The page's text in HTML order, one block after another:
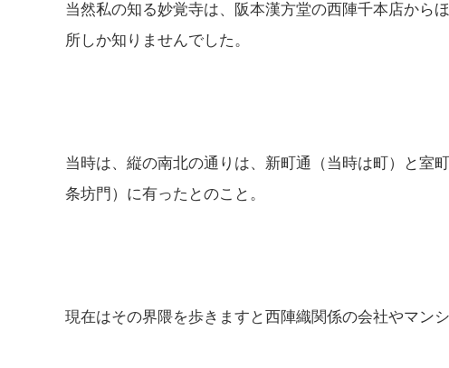
当然私の知る妙覚寺は、阪本漢方堂の西陣千本店から
所しか知りませんでした。
当時は、縦の南北の通りは、新町通（当時は町）と室
条坊門）に有ったとのこと。
現在はその界隈を歩きますと西陣織関係の会社やマン